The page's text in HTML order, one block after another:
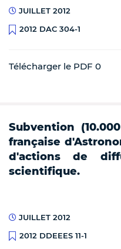
JUILLET 2012
2012 DAC 304-1
Télécharger le PDF 0
Subvention
française
d'actions de
scientifique.
JUILLET 2012
2012 DDEEES 11-1